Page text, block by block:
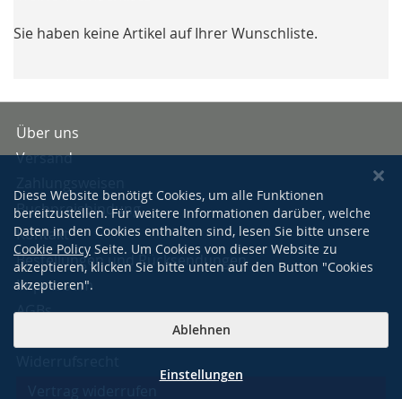
Sie haben keine Artikel auf Ihrer Wunschliste.
Über uns
Versand
Buchpreisbindung
Kontakt
Bestellungen und Rücksendungen
Impressum
AGBs
Diese Website benötigt Cookies, um alle Funktionen
bereitzustellen. Für weitere Informationen darüber, welche
Daten in den Cookies enthalten sind, lesen Sie bitte unsere
Cookie Policy Seite. Um Cookies von dieser Website zu
akzeptieren, klicken Sie bitte unten auf den Button "Cookies
akzeptieren".
Ablehnen
Einstellungen